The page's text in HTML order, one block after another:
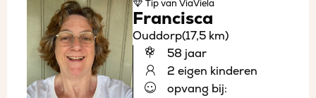
Tipvan ViaViela
Francisca
Ouddorp(17,5 km)
58 jaar
2 eigen kinderen
opvang bij: